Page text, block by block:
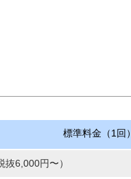
標準料金（1回）
6,000円〜）